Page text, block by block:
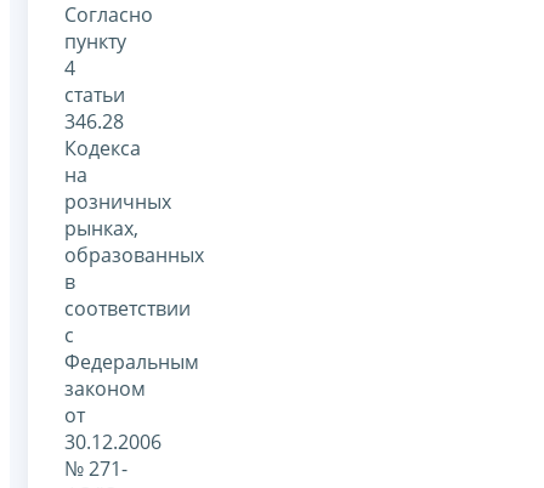
Согласно
пункту
4
статьи
346.28
Кодекса
на
розничных
рынках,
образованных
в
соответствии
с
Федеральным
законом
от
30.12.2006
№ 271-